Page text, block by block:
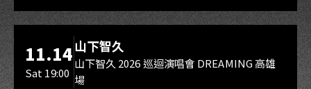
11.14
Sat 19:00
山下智久
山下智久 2026 巡迴演唱會 DREAMING 高雄
場